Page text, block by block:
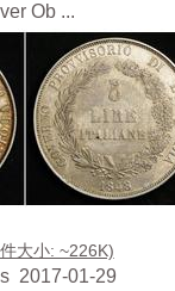
Ob ...
大小: ~226K)
2017-01-29